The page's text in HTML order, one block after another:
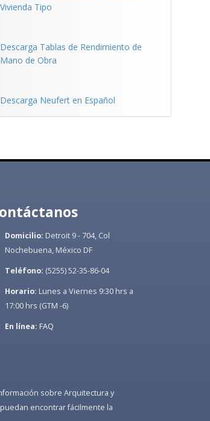
Vivienda Tipo
Descarga Tablas de Rendimiento de
Mano de Obra
Descarga Neufert en Español
Domicilio: Detroit 9 - 704, Col
Nochebuena, México DF
Teléfono: (5255) 52-35-86-04
Horario: Lunes a Viernes 9:30 hrs a
17:00 hrs (GTM -6)
En línea: FAQ
sobre Arquitectura y
encontrar fácilmente la